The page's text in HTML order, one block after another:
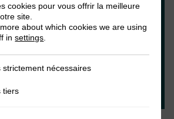
of Birmingham and
ICTD, he was a Researcher at
Eni Enrico Mattei and an
Institute Fellow at
Authority of Sierra
cookies pour vous offrir la meilleure
site.
about which cookies we are using
insettings
nécessaires
strictement nécessaires
tiers